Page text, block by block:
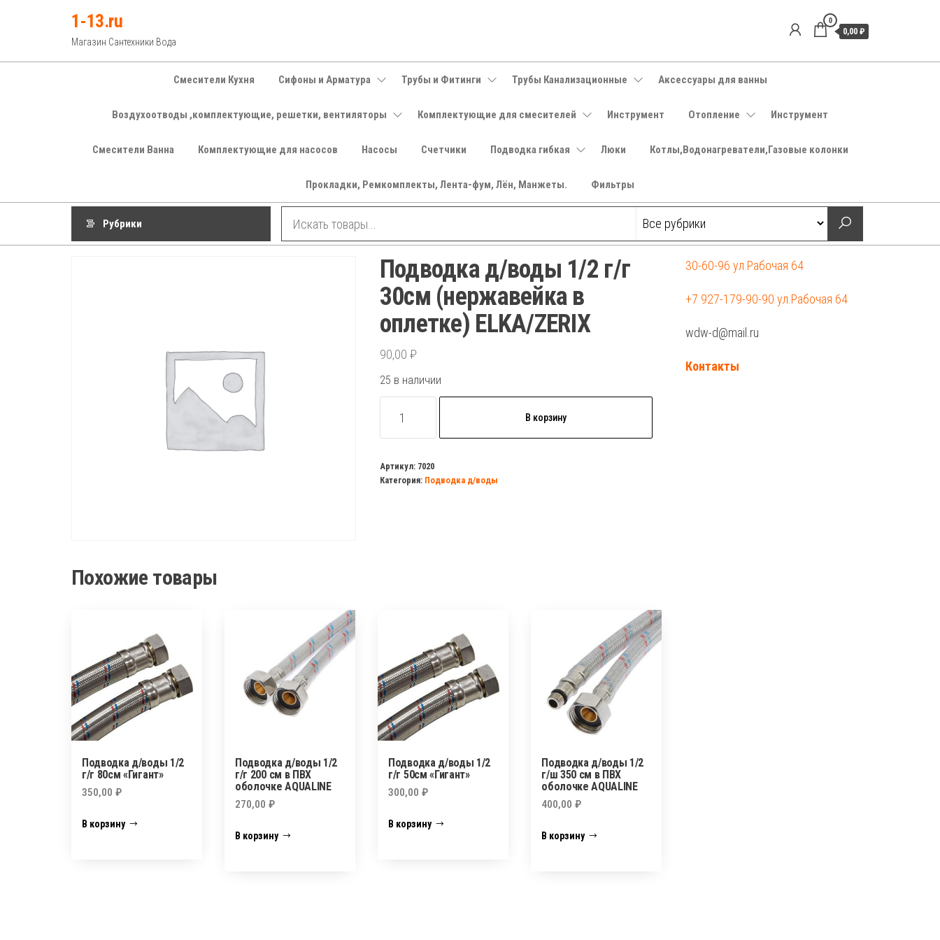
1-13.ru
Магазин Сантехники Вода
0
0,00 ₽
Смесители Кухня Сифоны и Арматура Трубы и Фитинги Трубы Канализационные Аксессуары для ванны
Воздухоотводы ,комплектующие, решетки, вентиляторы Комплектующие для смесителей Инструмент Отопление Инструмент
Смесители Ванна Комплектующие для насосов Насосы Счетчики Подводка гибкая Люки Котлы,Водонагреватели,Газовые колонки
Прокладки, Ремкомплекты, Лента-фум, Лён, Манжеты. Фильтры
Рубрики
Подводка д/воды 1/2 г/г
30см (нержавейка в
оплетке) ELKA/ZERIX
90,00 ₽
25 в наличии
товара
д/
воды
В корзину
Артикул: 7020
Категория: Подводка д/воды
Похожие товары
Подводка д/воды 1/2
г/г 80см «Гигант»
350,00 ₽
В корзину
Подводка д/воды 1/2
г/г 200 см в ПВХ
оболочке AQUALINE
270,00₽
В корзину
Подводка д/воды 1/2
г/г 50см «Гигант»
300,00₽
В корзину
Подводка д/воды 1/2
г/ш 350 см в ПВХ
оболочке AQUALINE
400,00₽
В корзину
30-60-96 ул.Рабочая 64
+7 927-179-90-90 ул.Рабочая 64
wdw-d@mail.ru
Контакты